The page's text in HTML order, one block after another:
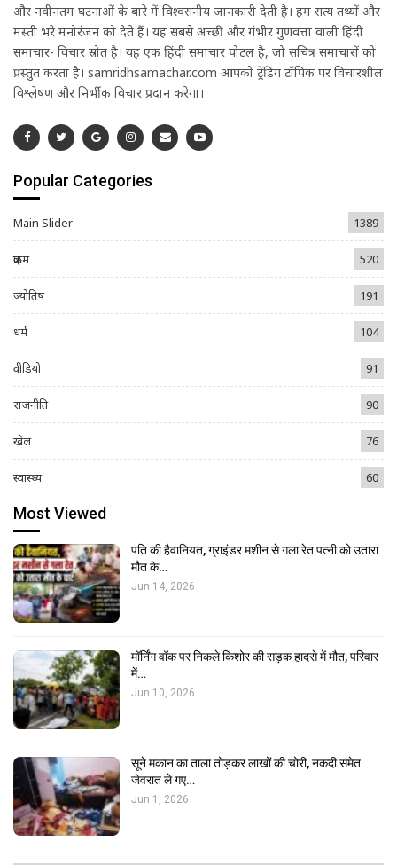
और नवीनतम घटनाओं के बारे में विश्वसनीय जानकारी देती है। हम सत्य तथ्यों और
मस्ती भरे मनोरंजन को देते हैं। यह सबसे अच्छी और गंभीर गुणवत्ता वाली हिंदी
समाचार- विचार स्रोत है। यह एक हिंदी समाचार पोर्टल है, जो सचित्र समाचारों को
प्रस्तुत करता है। samridhsamachar.com आपको ट्रेंडिंग टॉपिक पर विचारशील
विश्लेषण और निर्भीक विचार प्रदान करेगा।
Popular Categories
Main Slider 1389
क्राइम 520
ज्योतिष 191
धर्म 104
वीडियो 91
राजनीति 90
खेल 76
स्वास्थ्य 60
Most Viewed
पति की हैवानियत, ग्राइंडर मशीन से गला रेत पत्नी को उतारा
मौत के…
Jun 14, 2026
मॉर्निंग वॉक पर निकले किशोर की सड़क हादसे में मौत, परिवार
में…
Jun 10, 2026
सूने मकान का ताला तोड़कर लाखों की चोरी, नकदी समेत
जेवरात ले गए…
Jun 1, 2026